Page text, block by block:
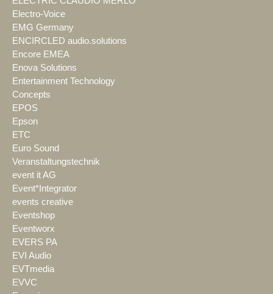
Electro-Voice
EMG Germany
ENCIRCLED audio.solutions
Encore EMEA
Enova Solutions
Entertainment Technology
Concepts
EPOS
Epson
ETC
Euro Sound
Veranstaltungstechnik
event it AG
Event*Integrator
events creative
Eventshop
Eventworx
EVERS PA
EVI Audio
EVTmedia
EVVC